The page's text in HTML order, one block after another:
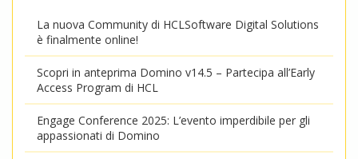
La nuova Community di HCLSoftware Digital Solutions
è finalmente online!
Scopri in anteprima Domino v14.5 – Partecipa all’Early
Access Program di HCL
Engage Conference 2025: L’evento imperdibile per gli
appassionati di Domino